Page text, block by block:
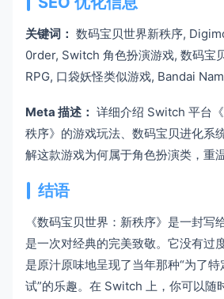
关键词： 数码宝贝世界新秩序,
0rder, Switch 角色扮演游戏, 数码宝
RPG, 口袋妖怪类似游戏, Bandai
Meta 描述： 详细介绍 Switch 平台
秩序》的游戏玩法、数码宝贝进化系
解这款游戏为何属于角色扮演类，重
结语
《数码宝贝世界：新秩序》是一封写
是一次对经典的完美致敬。它没有过
是原汁原味地呈现了当年那种“为了
试”的乐趣。在 Switch 上，你可以随